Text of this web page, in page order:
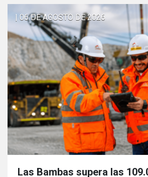
| 06 DE AGOSTO DE 2026
Las Bambas supera las